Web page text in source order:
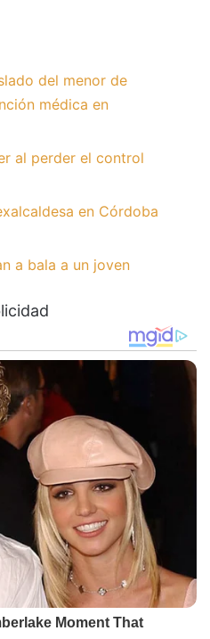
del menor de
médica en
al perder el control
en Córdoba
a bala a un joven